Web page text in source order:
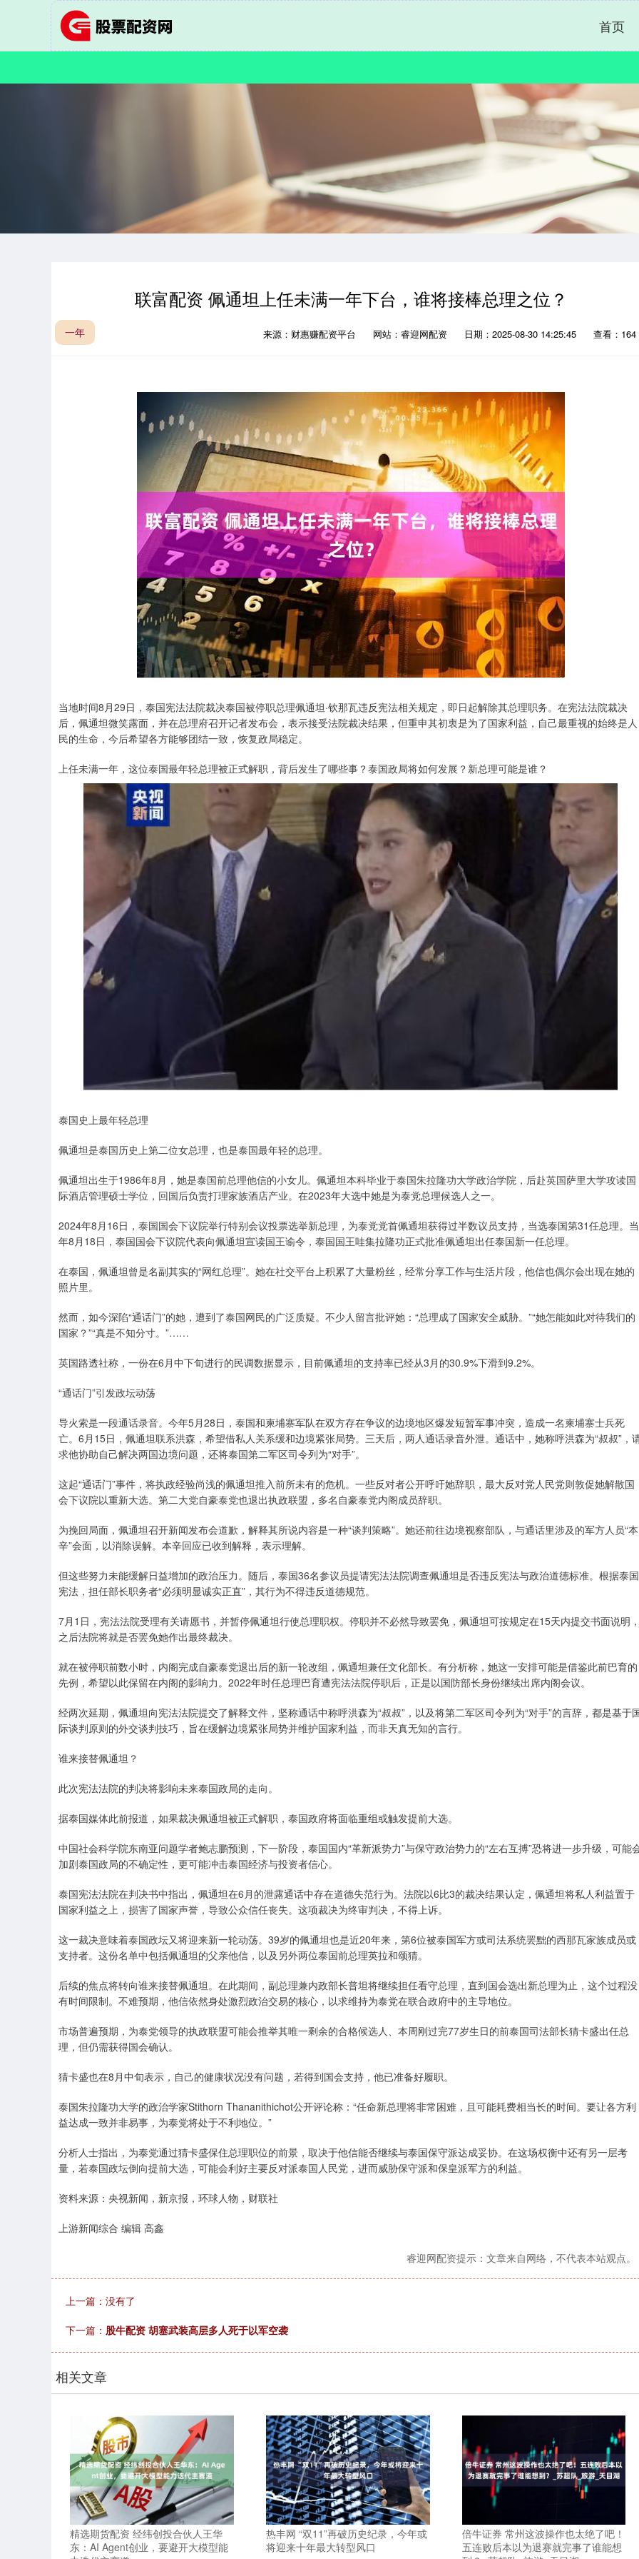
首页
联富配资 佩通坦上任未满一年下台，谁将接棒总理之位？
一年 来源：财惠赚配资平台 网站：睿迎网配资 日期：2025-08-30 14:25:45 查看：164
当地时间8月29日，泰国宪法法院裁决泰国被停职总理佩通坦·钦那瓦违反宪法相关规定，即日起解除其总理职务。在宪法法院裁决
后，佩通坦微笑露面，并在总理府召开记者发布会，表示接受法院裁决结果，但重申其初衷是为了国家利益，自己最重视的始终是人
民的生命，今后希望各方能够团结一致，恢复政局稳定。
上任未满一年，这位泰国最年轻总理被正式解职，背后发生了哪些事？泰国政局将如何发展？新总理可能是谁？
泰国史上最年轻总理
佩通坦是泰国历史上第二位女总理，也是泰国最年轻的总理。
佩通坦出生于1986年8月，她是泰国前总理他信的小女儿。佩通坦本科毕业于泰国朱拉隆功大学政治学院，后赴英国萨里大学攻读国
际酒店管理硕士学位，回国后负责打理家族酒店产业。在2023年大选中她是为泰党总理候选人之一。
2024年8月16日，泰国国会下议院举行特别会议投票选举新总理，为泰党党首佩通坦获得过半数议员支持，当选泰国第31任总理。当
年8月18日，泰国国会下议院代表向佩通坦宣读国王谕令，泰国国王哇集拉隆功正式批准佩通坦出任泰国新一任总理。
在泰国，佩通坦曾是名副其实的“网红总理”。她在社交平台上积累了大量粉丝，经常分享工作与生活片段，他信也偶尔会出现在她的
照片里。
然而，如今深陷“通话门”的她，遭到了泰国网民的广泛质疑。不少人留言批评她：“总理成了国家安全威胁。”“她怎能如此对待我们的
国家？”“真是不知分寸。”……
英国路透社称，一份在6月中下旬进行的民调数据显示，目前佩通坦的支持率已经从3月的30.9%下滑到9.2%。
“通话门”引发政坛动荡
导火索是一段通话录音。今年5月28日，泰国和柬埔寨军队在双方存在争议的边境地区爆发短暂军事冲突，造成一名柬埔寨士兵死
亡。6月15日，佩通坦联系洪森，希望借私人关系缓和边境紧张局势。三天后，两人通话录音外泄。通话中，她称呼洪森为“叔叔”，
求他协助自己解决两国边境问题，还将泰国第二军区司令列为“对手”。
这起“通话门”事件，将执政经验尚浅的佩通坦推入前所未有的危机。一些反对者公开呼吁她辞职，最大反对党人民党则敦促她解散国
会下议院以重新大选。第二大党自豪泰党也退出执政联盟，多名自豪泰党内阁成员辞职。
为挽回局面，佩通坦召开新闻发布会道歉，解释其所说内容是一种“谈判策略”。她还前往边境视察部队，与通话里涉及的军方人员“本
辛”会面，以消除误解。本辛回应已收到解释，表示理解。
但这些努力未能缓解日益增加的政治压力。随后，泰国36名参议员提请宪法法院调查佩通坦是否违反宪法与政治道德标准。根据泰国
宪法，担任部长职务者“必须明显诚实正直”，其行为不得违反道德规范。
7月1日，宪法法院受理有关请愿书，并暂停佩通坦行使总理职权。停职并不必然导致罢免，佩通坦可按规定在15天内提交书面说明
之后法院将就是否罢免她作出最终裁决。
就在被停职前数小时，内阁完成自豪泰党退出后的新一轮改组，佩通坦兼任文化部长。有分析称，她这一安排可能是借鉴此前巴育的
先例，希望以此保留在内阁的影响力。2022年时任总理巴育遭宪法法院停职后，正是以国防部长身份继续出席内阁会议。
经两次延期，佩通坦向宪法法院提交了解释文件，坚称通话中称呼洪森为“叔叔”，以及将第二军区司令列为“对手”的言辞，都是基于
际谈判原则的外交谈判技巧，旨在缓解边境紧张局势并维护国家利益，而非天真无知的言行。
谁来接替佩通坦？
此次宪法法院的判决将影响未来泰国政局的走向。
据泰国媒体此前报道，如果裁决佩通坦被正式解职，泰国政府将面临重组或触发提前大选。
中国社会科学院东南亚问题学者鲍志鹏预测，下一阶段，泰国国内“革新派势力”与保守政治势力的“左右互搏”恐将进一步升级，可能
加剧泰国政局的不确定性，更可能冲击泰国经济与投资者信心。
泰国宪法法院在判决书中指出，佩通坦在6月的泄露通话中存在道德失范行为。法院以6比3的裁决结果认定，佩通坦将私人利益置于
国家利益之上，损害了国家声誉，导致公众信任丧失。这项裁决为终审判决，不得上诉。
这一裁决意味着泰国政坛又将迎来新一轮动荡。39岁的佩通坦也是近20年来，第6位被泰国军方或司法系统罢黜的西那瓦家族成员或
支持者。这份名单中包括佩通坦的父亲他信，以及另外两位泰国前总理英拉和颂猜。
后续的焦点将转向谁来接替佩通坦。在此期间，副总理兼内政部长普坦将继续担任看守总理，直到国会选出新总理为止，这个过程没
有时间限制。不难预期，他信依然身处激烈政治交易的核心，以求维持为泰党在联合政府中的主导地位。
市场普遍预期，为泰党领导的执政联盟可能会推举其唯一剩余的合格候选人、本周刚过完77岁生日的前泰国司法部长猜卡盛出任总
理，但仍需获得国会确认。
猜卡盛也在8月中旬表示，自己的健康状况没有问题，若得到国会支持，他已准备好履职。
泰国朱拉隆功大学的政治学家Stithorn Thananithichot公开评论称：“任命新总理将非常困难，且可能耗费相当长的时间。要让各方利
益达成一致并非易事，为泰党将处于不利地位。”
分析人士指出，为泰党通过猜卡盛保住总理职位的前景，取决于他信能否继续与泰国保守派达成妥协。在这场权衡中还有另一层考
量，若泰国政坛倒向提前大选，可能会利好主要反对派泰国人民党，进而威胁保守派和保皇派军方的利益。
资料来源：央视新闻，新京报，环球人物，财联社
上游新闻综合 编辑 高鑫
睿迎网配资提示：文章来自网络，不代表本站观点。
上一篇：没有了
下一篇： 股牛配资 胡塞武装高层多人死于以军空袭
相关文章
精选期货配资 经纬创投合伙人王华
东：AI Agent创业，要避开大模型能
热丰网 “双11”再破历史纪录，今年或
将迎来十年最大转型风口
倍牛证券 常州这波操作也太绝了吧！
五连败后本以为退赛就完事了谁能想